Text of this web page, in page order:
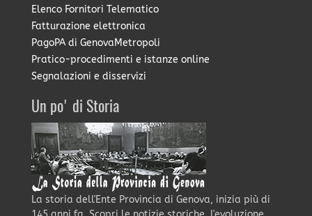
Elenco Fornitori Telematico
Fatturazione elettronica
PagoPA di GenovaMetropoli
Pratico-procedimenti e istanze online
Segnalazioni e disservizi
Un po' di Storia
La storia dell'Ente Provincia di Genova, inizia più di